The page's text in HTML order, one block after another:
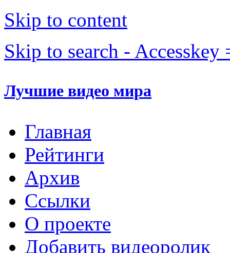
Skip to content
Skip to search - Accesskey
Лучшие видео мира
Главная
Рейтинги
Архив
Ссылки
О проекте
Добавить видеоролик